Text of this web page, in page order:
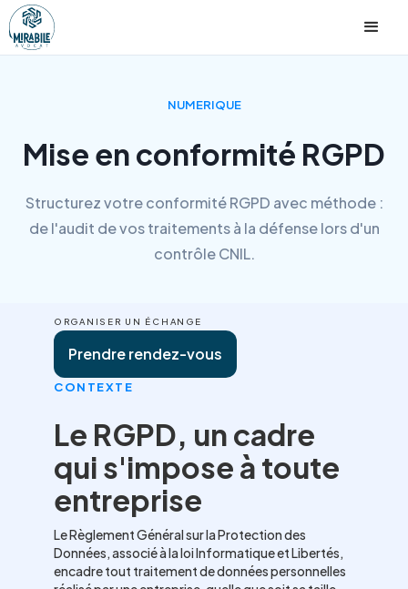
NUMERIQUE
Mise en conformité RGPD
Structurez votre conformité RGPD avec méthode :
de l'audit de vos traitements à la défense lors d'un
contrôle CNIL.
ORGANISER UN ÉCHANGE
Prendre rendez-vous
CONTEXTE
Le RGPD, un cadre
qui s'impose à toute
entreprise
Le Règlement Général sur la Protection des
Données, associé à la loi Informatique et Libertés,
encadre tout traitement de données personnelles